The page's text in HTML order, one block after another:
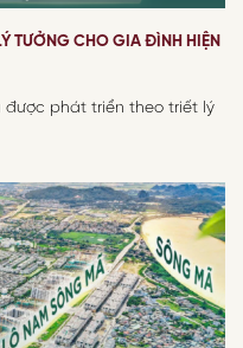
TƯỞNG CHO GIA ĐÌNH HIỆN
được phát triển theo triết lý